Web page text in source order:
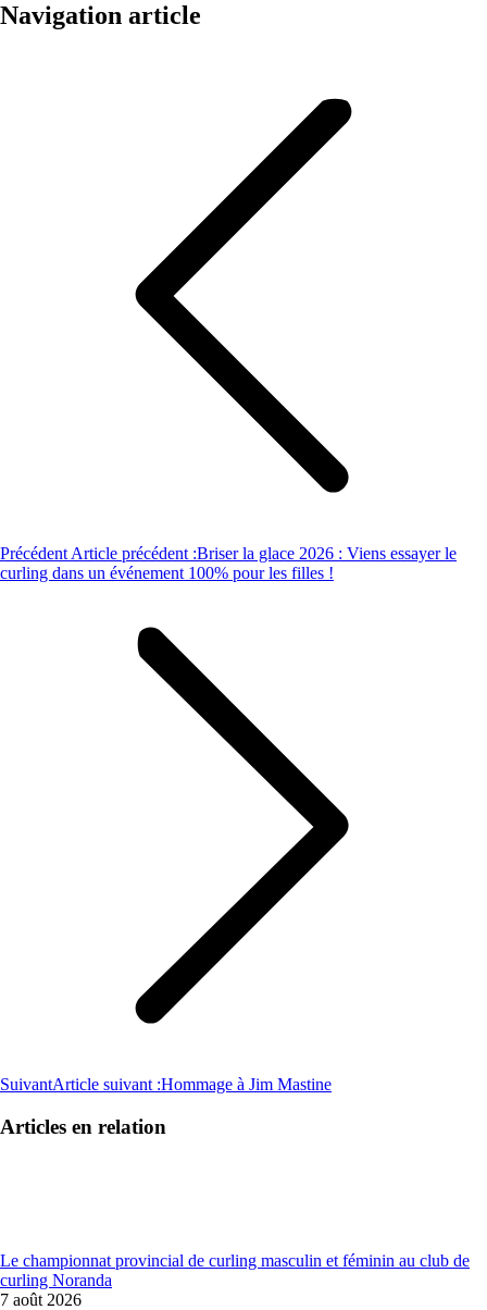
Navigation article
Précédent Article précédent :Briser la glace 2026 : Viens essayer le
curling dans un événement 100% pour les filles !
SuivantArticle suivant :Hommage à Jim Mastine
Articles en relation
Le championnat provincial de curling masculin et féminin au club de
curling Noranda
7 août 2026